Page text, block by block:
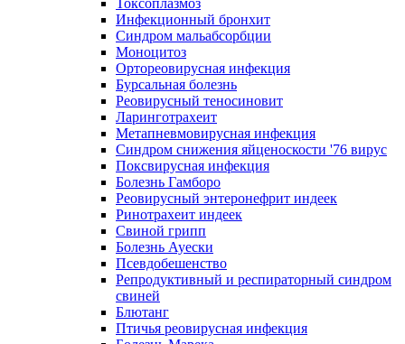
Токсоплазмоз
Инфекционный бронхит
Синдром мальабсорбции
Моноцитоз
Ортореовирусная инфекция
Бурсальная болезнь
Реовирусный теносиновит
Ларинготрахеит
Метапневмовирусная инфекция
Синдром снижения яйценоскости '76 вирус
Поксвирусная инфекция
Болезнь Гамборо
Реовирусный энтеронефрит индеек
Ринотрахеит индеек
Свиной грипп
Болезнь Ауески
Псевдобешенство
Репродуктивный и респираторный синдром
свиней
Блютанг
Птичья реовирусная инфекция